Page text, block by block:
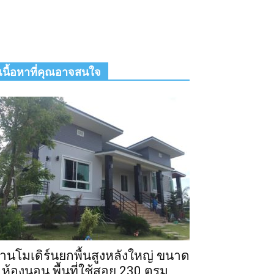
นื้อหาที่คุณอาจสนใจ
นโมเดิร์นยกพื้นสูงหลังใหญ่ ขนาด
ห้องนอน พื้นที่ใช้สอย 230 ตรม